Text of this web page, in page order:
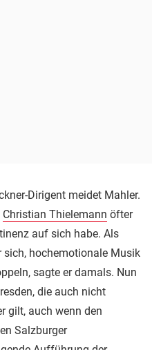
Dirigent meidet Mahler.
Christian Thielemann öfter
auf sich habe. Als
sich, hochemotionale Musik
sagte er damals. Nun
die auch nicht
gilt, auch wenn den
Salzburger